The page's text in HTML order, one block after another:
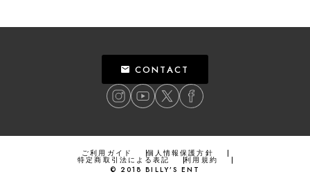
CONTACT
ご利用ガイド 個人情報保護方針
特定商取引法による表記
利用規約
© 2018 BILLY’S ENT